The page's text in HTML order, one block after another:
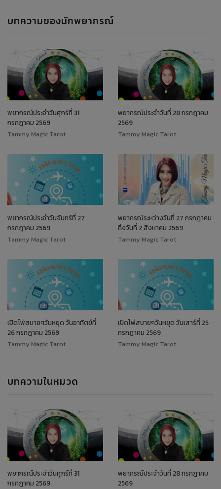
บทความของนักพยากรณ์
พยากรณ์ประจำวันศุกร์ที่ 31
กรกฎาคม 2569
Tammy Magic Tarot
พยากรณ์ประจำวันที่ 28 กรกฎาคม
2569
Tammy Magic Tarot
พยากรณ์ประจำวันจันทร์ที่ 27
กรกฎาคม 2569
Tammy Magic Tarot
พยากรณ์ระหว่างวันที่ 27 กรกฎาคม
ถึงวันที่ 2 สิงหาคม 2569
Tammy Magic Tarot
เปิดไพ่สบายๆวันหยุด วันอาทิตย์ที่
26 กรกฎาคม 2569
Tammy Magic Tarot
เปิดไพ่สบายๆวันหยุด วันเสาร์ที่ 25
กรกฎาคม 2569
Tammy Magic Tarot
บทความในหมวด
พยากรณ์ประจำวันศุกร์ที่ 31
กรกฎาคม 2569
พยากรณ์ประจำวันที่ 28 กรกฎาคม
2569